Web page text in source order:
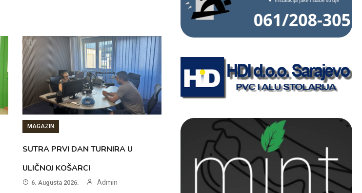
MAGAZIN
SUTRA PRVI DAN TURNIRA U
ULIČNOJ KOŠARCI
6. Augusta 2026. Admin